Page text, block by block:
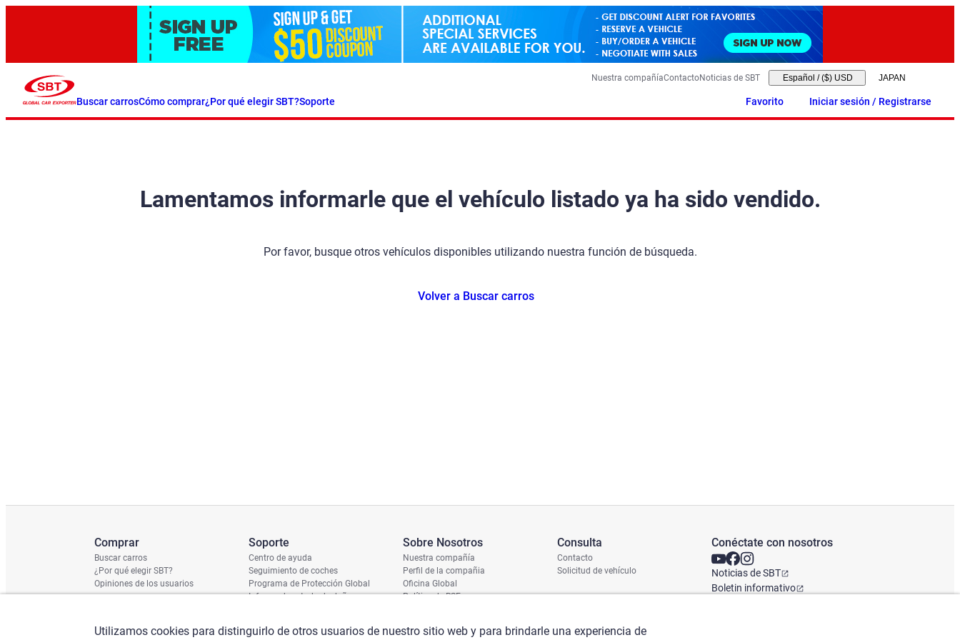
Buscar carrosCómo comprar¿Por qué elegir SBT?Soporte
Nuestra compañíaContactoNoticias de SBT Español / ($) USD
Favorito Iniciar sesión / Registrarse
Lamentamos informarle que el vehículo listado ya ha sido vendido.
Por favor, busque otros vehículos disponibles utilizando nuestra función de búsqueda.
Volver a Buscar carros
Comprar
Buscar carros
¿Por qué elegir SBT?
Opiniones de los usuarios
Soporte
Centro de ayuda
Seguimiento de coches
Programa de Protección Global
Informe de estado de daños
Sobre Nosotros
Nuestra compañía
Perfil de la compañia
Oficina Global
Política de RSE
Consulta
Contacto
Solicitud de vehículo
Conéctate con nosotros
Noticias de SBT
Boletin informativo
Utilizamos cookies para distinguirlo de otros usuarios de nuestro sitio web y para brindarle una experiencia de